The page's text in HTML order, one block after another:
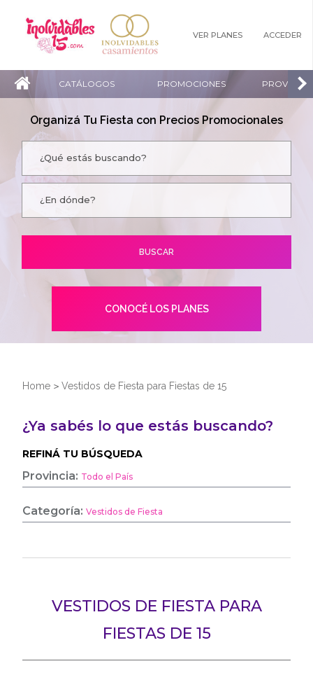
VER PLANES ACCEDER
CATÁLOGOS PROMOCIONES
Organizá Tu Fiesta con Precios Promocionales
CONOCÉ LOS PLANES
Home >Vestidos de Fiesta para Fiestas de 15
¿Ya sabés lo que estás buscando?
REFINÁ TU BÚSQUEDA
Provincia: Todo el País
Categoría:Vestidos de Fiesta
VESTIDOS DE FIESTA PARA
FIESTAS DE 15